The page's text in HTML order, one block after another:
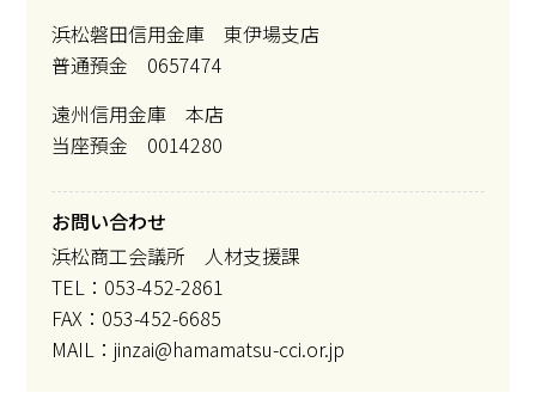
浜松磐田信用金庫 東伊場支店
普通預金 0657474
遠州信用金庫 本店
当座預金 0014280
お問い合わせ
浜松商工会議所 人材支援課
TEL：053-452-2861
FAX：053-452-6685
MAIL：jinzai@hamamatsu-cci.or.jp